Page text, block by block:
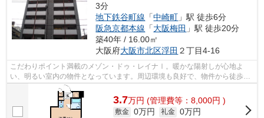
3分
地下鉄谷町線 「中崎町 」駅 徒歩6分
阪急京都本線 「大阪梅田 」駅 徒歩20分
築40年 / 16.00㎡
大阪府大阪市北区浮田 ２丁目4-16
こだわりポイント満載のメゾン・ドゥ・レイナⅠ。暖かな陽射しが心地よ
い、明るい室内の物件となっています。周辺環境も良好で、物件から徒歩3
分には駅も立地しています。綺麗好きな方...
3.7万円 (管理費等：8,000円 )
敷金 0万円 礼金 0万円